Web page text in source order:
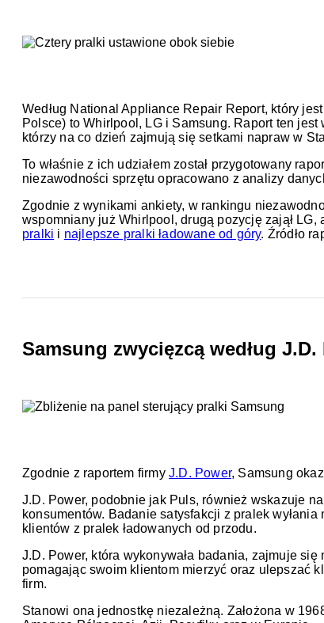
Według National Appliance Repair Report, który
Polsce) to Whirlpool, LG i Samsung. Raport ten
którzy na co dzień zajmują się setkami napraw w
To właśnie z ich udziałem został przygotowany
niezawodności sprzętu opracowano z analizy
Zgodnie z wynikami ankiety, w rankingu
wspomniany już Whirlpool, drugą pozycję zajął
pralki i najlepsze pralki ładowane od góry. Źródło
Samsung zwycięzcą według J.D.
Zgodnie z raportem firmy J.D. Power, Samsung
J.D. Power, podobnie jak Puls, również wskazuje
konsumentów. Badanie satysfakcji z pralek
klientów z pralek ładowanych od przodu.
J.D. Power, która wykonywała badania, zajmuje
pomagając swoim klientom mierzyć oraz ulepszać
firm.
Stanowi ona jednostkę niezależną. Założona w